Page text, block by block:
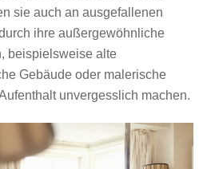
sie auch an ausgefallenen
ihre außergewöhnliche
beispielsweise alte
Gebäude oder malerische
unvergesslich machen.